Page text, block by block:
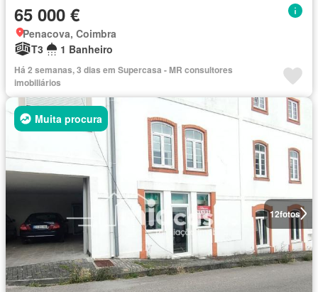
65 000 €
Penacova, Coimbra
T3
1 Banheiro
Há 2 semanas, 3 dias em Supercasa - MR consultores
imobiliários
12fotos
Muita procura